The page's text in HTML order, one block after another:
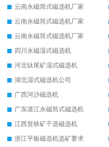
云南永磁筒式磁选机厂家
云南永磁筒式磁选机厂家
云南永磁筒式磁选机厂家
四川永磁湿式磁选机
河北钛尾矿湿式磁选机
湖北湿式磁选机公司
广西河沙磁选机
广东湛江永磁筒式磁选机
江西贫铁矿干选磁选机
浙江平板磁选机选矿要求